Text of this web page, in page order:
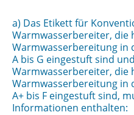
a) Das Etikett für
Warmwasserbereiter, die
Warmwasserbereitung in
A bis G eingestuft sind
Warmwasserbereiter, die
Warmwasserbereitung in
A+ bis F eingestuft sind,
Informationen enthalten: